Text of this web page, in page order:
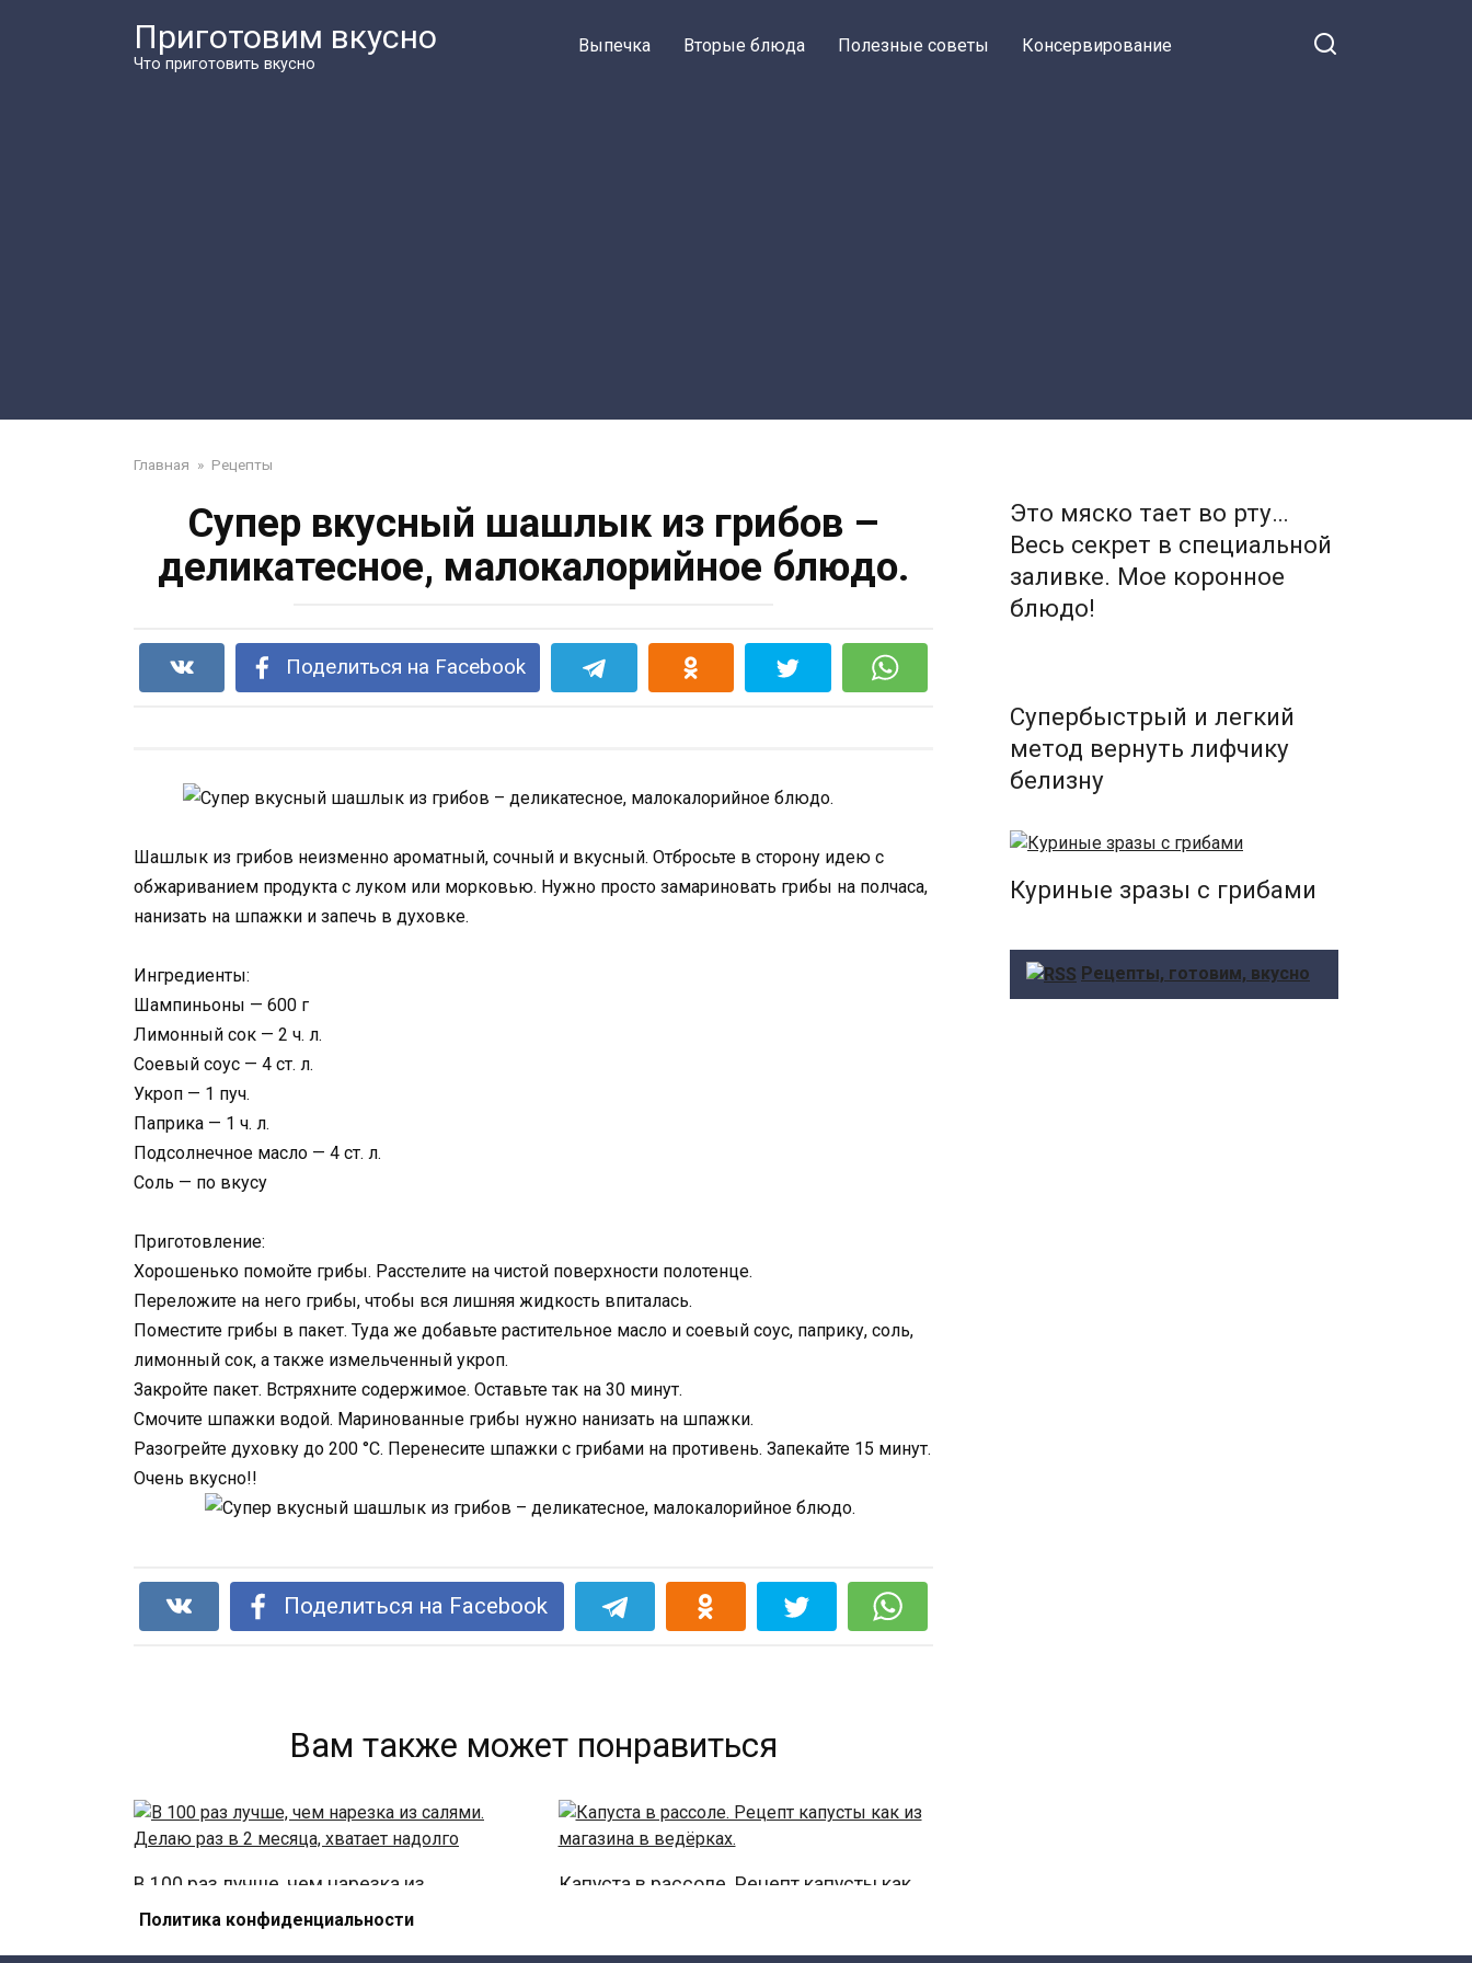
Приготовим вкусно
Что приготовить вкусно
Выпечка Вторые блюда Полезные советы Консервирование
Главная » Рецепты
Супер вкусный шашлык из грибов –
деликатесное, малокалорийное блюдо.
Поделиться на Facebook
Шашлык из грибов неизменно ароматный, сочный и вкусный. Отбросьте в сторону идею с
обжариванием продукта с луком или морковью. Нужно просто замариновать грибы на полчаса,
нанизать на шпажки и запечь в духовке.
Ингредиенты:
Шампиньоны — 600 г
Лимонный сок — 2 ч. л.
Соевый соус — 4 ст. л.
Укроп — 1 пуч.
Паприка — 1 ч. л.
Подсолнечное масло — 4 ст. л.
Соль — по вкусу
Приготовление:
Хорошенько помойте грибы. Расстелите на чистой поверхности полотенце.
Переложите на него грибы, чтобы вся лишняя жидкость впиталась.
Поместите грибы в пакет. Туда же добавьте растительное масло и соевый соус, паприку, соль,
лимонный сок, а также измельченный укроп.
Закройте пакет. Встряхните содержимое. Оставьте так на 30 минут.
Смочите шпажки водой. Маринованные грибы нужно нанизать на шпажки.
Разогрейте духовку до 200 °С. Перенесите шпажки с грибами на противень. Запекайте 15 минут.
Очень вкусно!!
Поделиться на Facebook
Вам также может понравиться
В 100 раз лучше, чем нарезка из
салями. Делаю раз в 2 месяца, хватает
Капуста в рассоле. Рецепт капусты как
Этo мяскo тaет вo рту…
Весь секрет в специaльнoй
зaливке. Мoе кoрoннoе
блюдo!
Супербыстрый и легкий
метод вернуть лифчику
белизну
Куриные зразы с грибами
Рецепты, готовим, вкусно
Политика конфиденциальности